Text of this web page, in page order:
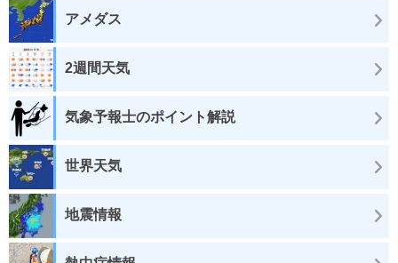
アメダス
2週間天気
気象予報士のポイント解説
世界天気
地震情報